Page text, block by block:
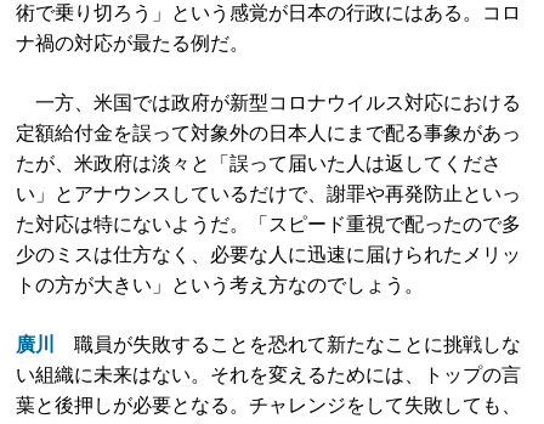
術で乗り切ろう」という感覚が日本の行政にはある。コロ
ナ禍の対応が最たる例だ。
一方、米国では政府が新型コロナウイルス対応における
定額給付金を誤って対象外の日本人にまで配る事象があっ
たが、米政府は淡々と「誤って届いた人は返してくださ
い」とアナウンスしているだけで、謝罪や再発防止といっ
た対応は特にないようだ。「スピード重視で配ったので多
少のミスは仕方なく、必要な人に迅速に届けられたメリッ
トの方が大きい」という考え方なのでしょう。
廣川
職員が失敗することを恐れて新たなことに挑戦しな
い組織に未来はない。それを変えるためには、トップの言
葉と後押しが必要となる。チャレンジをして失敗しても、